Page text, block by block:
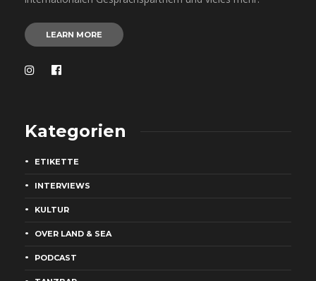
LEARN MORE
Kategorien
ETIKETTE
INTERVIEWS
KULTUR
OVER LAND & SEA
PODCAST